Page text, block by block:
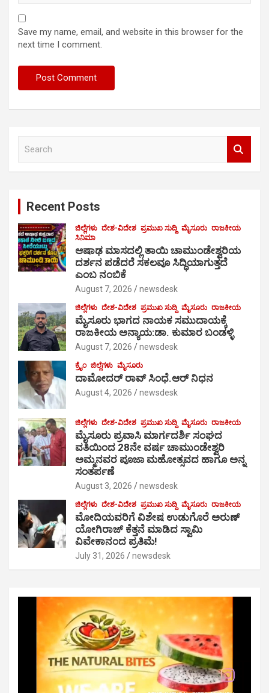
Save my name, email, and website in this browser for the
next time I comment.
Recent Posts
ಜಿಲ್ಲೆಗಳು ದೇಶ-ವಿದೇಶ ಪ್ರಮುಖ ಸುದ್ದಿ ಮೈಸೂರು ರಾಜಕೀಯ
ಸಿನಿಮಾ
ಆಷಾಢ ಮಾಸದಲ್ಲಿ ತಾಯಿ ಚಾಮುಂಡೇಶ್ವರಿಯ
ದರ್ಶನ ಪಡೆದರೆ ಸಕಲವೂ ಸಿದ್ಧಿಯಾಗುತ್ತದೆ
ಎಂಬ ನಂಬಿಕೆ
August 7, 2026 newsdesk
ಜಿಲ್ಲೆಗಳು ದೇಶ-ವಿದೇಶ ಪ್ರಮುಖ ಸುದ್ದಿ ಮೈಸೂರು ರಾಜಕೀಯ
ಮೈಸೂರು ಭಾಗದ ನಾಯಕ ಸಮುದಾಯಕ್ಕೆ
ರಾಜಕೀಯ ಅನ್ಯಾಯ:ಡಾ. ಕುಮಾರ ಬಂಡಳ್ಳಿ
August 7, 2026 newsdesk
ಕ್ರೈಂ ಜಿಲ್ಲೆಗಳು ಮೈಸೂರು
ದಾಮೋದರ್ ರಾವ್ ಸಿಂಧೆ.ಆರ್ ನಿಧನ
August 4, 2026 newsdesk
ಜಿಲ್ಲೆಗಳು ದೇಶ-ವಿದೇಶ ಪ್ರಮುಖ ಸುದ್ದಿ ಮೈಸೂರು ರಾಜಕೀಯ
ಮೈಸೂರು ಪ್ರವಾಸಿ ಮಾರ್ಗದರ್ಶಿ ಸಂಘದ
ವತಿಯಿಂದ 28ನೇ ವರ್ಷ ಚಾಮುಂಡೇಶ್ವರಿ
ಅಮ್ಮನವರ ಪೂಜಾ ಮಹೋತ್ಸವದ ಹಾಗೂ ಅನ್ನ
ಸಂತರ್ಪಣೆ
August 3, 2026 newsdesk
ಜಿಲ್ಲೆಗಳು ದೇಶ-ವಿದೇಶ ಪ್ರಮುಖ ಸುದ್ದಿ ಮೈಸೂರು ರಾಜಕೀಯ
ಮೋದಿಯವರಿಗೆ ವಿಶೇಷ ಉಡುಗೊರೆ ಅರುಣ್
ಯೋಗಿರಾಜ್ ಕೆತ್ತನೆ ಮಾಡಿದ ಸ್ವಾಮಿ
ವಿವೇಕಾನಂದ ಪ್ರತಿಮೆ!
July 31, 2026 newsdesk